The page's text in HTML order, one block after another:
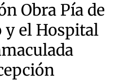
Obra Pía de
y el Hospital